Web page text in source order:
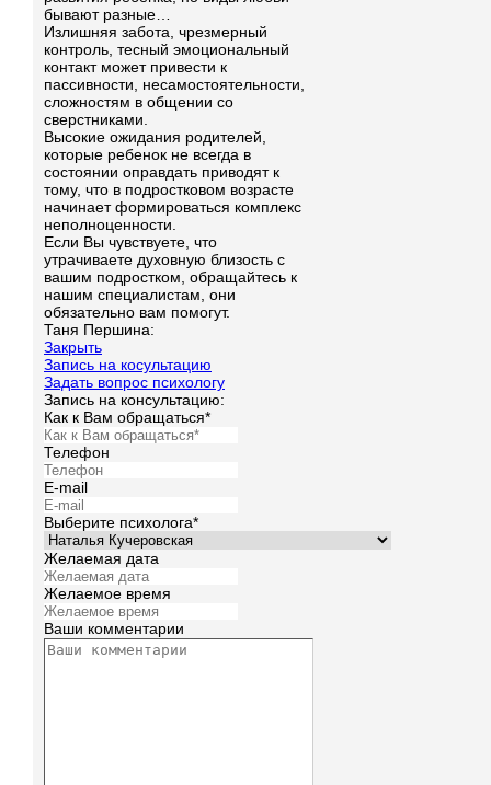
бывают разные…
Излишняя забота, чрезмерный
контроль, тесный эмоциональный
контакт может привести к
пассивности, несамостоятельности,
сложностям в общении со
сверстниками.
Высокие ожидания родителей,
которые ребенок не всегда в
состоянии оправдать приводят к
тому, что в подростковом возрасте
начинает формироваться комплекс
неполноценности.
Если Вы чувствуете, что
утрачиваете духовную близость с
вашим подростком, обращайтесь к
нашим специалистам, они
обязательно вам помогут.
Таня Першина:
Закрыть
Запись на косультацию
Задать вопрос психологу
Запись на консультацию:
Как к Вам обращаться*
Телефон
E-mail
Выберите психолога*
Желаемая дата
Желаемое время
Ваши комментарии